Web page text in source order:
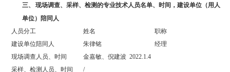
三、
现场调查、采样、检测的专业技术人员名单、时间，建设单位（用人
单位）陪同人
人员分工
姓名
职称
建设单位陪同人
朱律铭
经理
现场调查人员、时间
金嘉敏、倪建波 2022.1.4
采样、检测人员、时间
/